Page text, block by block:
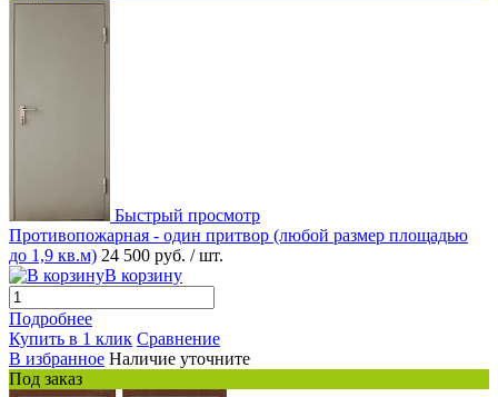
Быстрый просмотр
Противопожарная - один притвор (любой размер площадью
до 1,9 кв.м) 24 500 руб. / шт.
В корзину
Подробнее
Купить в 1 клик Сравнение
В избранное Наличие уточните
Под заказ